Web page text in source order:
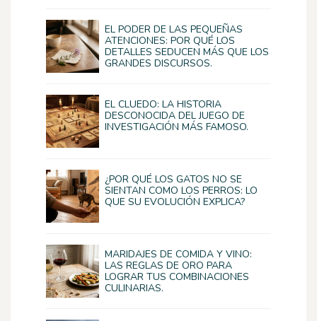
EL PODER DE LAS PEQUEÑAS
ATENCIONES: POR QUÉ LOS
DETALLES SEDUCEN MÁS QUE LOS
GRANDES DISCURSOS.
EL CLUEDO: LA HISTORIA
DESCONOCIDA DEL JUEGO DE
INVESTIGACIÓN MÁS FAMOSO.
¿POR QUÉ LOS GATOS NO SE
SIENTAN COMO LOS PERROS: LO
QUE SU EVOLUCIÓN EXPLICA?
MARIDAJES DE COMIDA Y VINO:
LAS REGLAS DE ORO PARA
LOGRAR TUS COMBINACIONES
CULINARIAS.